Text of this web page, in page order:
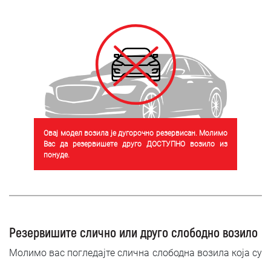
Овај модел возила је дугорочно резервисан. Молимо
Вас да резервишете друго ДОСТУПНО возило из
понуде.
Резервишите слично или друго слободно возило
Молимо вас погледајте слична слободна возила која су